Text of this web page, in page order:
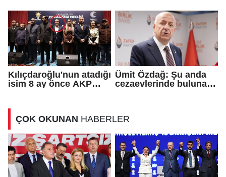
Kılıçdaroğlu'nun atadığı
isim 8 ay önce AKP
Ümit Özdağ: Şu anda
cezaevlerinde bulunan
ÇOK OKUNAN HABERLER